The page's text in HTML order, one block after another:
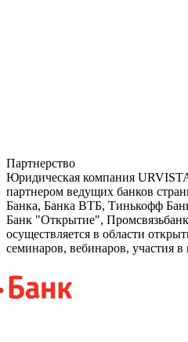
Партнерство
Юридическая компания
партнером ведущих банков
Банка, Банка ВТБ, Тинькофф
Банк "Открытие",
осуществляется в области
семинаров, вебинаров, участия